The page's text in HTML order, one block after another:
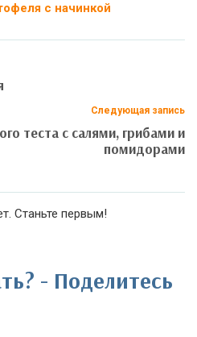
с начинкой
Следующая запись
теста с салями, грибами и
помидорами
Станьте первым!
- Поделитесь